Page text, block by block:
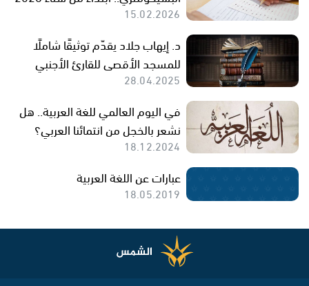
15.02.2026
د. إيهاب جلاد يقدّم توثيقًا شاملًا
للمسجد الأقصى للقارئ الأجنبي
28.04.2025
في اليوم العالمي للغة العربية.. هل
نشعر بالخجل من انتمائنا العربي؟
18.12.2024
عبارات عن اللغة العربية
18.05.2019